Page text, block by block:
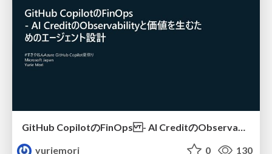
GitHub CopilotのFinOps - AI CreditのObservabilityと価値を生むためのエージェント設計
yuriemori
0 130